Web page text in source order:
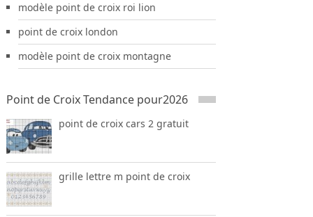
modèle point de croix roi lion
point de croix london
modèle point de croix montagne
Point de Croix Tendance pour2026
point de croix cars 2 gratuit
grille lettre m point de croix